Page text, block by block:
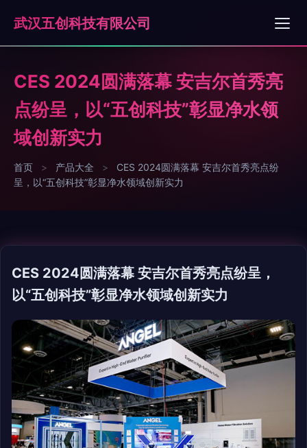
武汉五创科技有限公司
CES 2024圆满落幕 安吉尔首秀亮
点纷呈，以“五创科技”彰显净水领
域创新实力
首页 > 产品大全 >
CES 2024圆满落幕 安吉尔首秀亮点纷
呈，以“五创科技”彰显净水领域创新实力
CES 2024圆满落幕 安吉尔首秀亮点纷呈，
以“五创科技”彰显净水领域创新实力